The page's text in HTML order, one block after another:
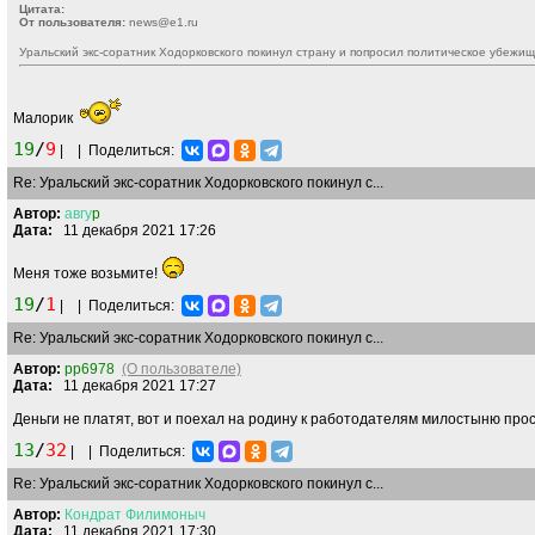
Цитата:
От пользователя: news@e1.ru
Уральский экс-соратник Ходорковского покинул страну и попросил политическое
Малорик
19/9
Поделиться:
Re: Уральский экс-соратник Ходорковского покинул с...
Автор: авгуp
Дата: 11 декабря 2021 17:26
Меня тоже возьмите!
19/1
Поделиться:
Re: Уральский экс-соратник Ходорковского покинул с...
Автор: pp6978 (О пользователе)
Дата: 11 декабря 2021 17:27
Деньги не платят, вот и поехал на родину к работодателям милостыню
13/32
Поделиться:
Re: Уральский экс-соратник Ходорковского покинул с...
Автор: Кондрат Филимоныч
Дата: 11 декабря 2021 17:30